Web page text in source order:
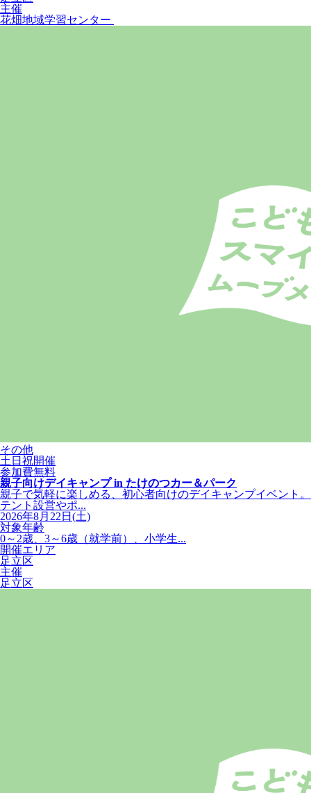
主催
花畑地域学習センター
その他
土日祝開催
参加費無料
親子向けデイキャンプ in たけのつカー＆パーク
親子で気軽に楽しめる、初心者向けのデイキャンプイベント。
テント設営やポ...
2026年8月22日(土)
対象年齢
0～2歳、3～6歳（就学前）、小学生...
開催エリア
足立区
主催
足立区